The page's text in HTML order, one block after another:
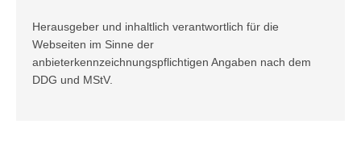
Herausgeber und inhaltlich verantwortlich für die
Webseiten im Sinne der
anbieterkennzeichnungspflichtigen Angaben nach dem
DDG und MStV.